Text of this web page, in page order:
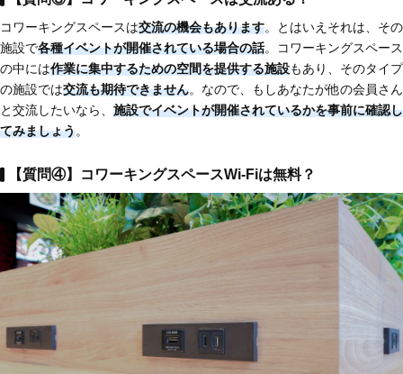
コワーキングスペースは交流の機会もあります。とはいえそれは、その
施設で各種イベントが開催されている場合の話。コワーキングスペース
の中には作業に集中するための空間を提供する施設もあり、そのタイプ
の施設では交流も期待できません。なので、もしあなたが他の会員さん
と交流したいなら、 施設でイベントが開催されているかを事前に確認し
てみましょう。
【質問④】コワーキングスペースWi-Fiは無料？